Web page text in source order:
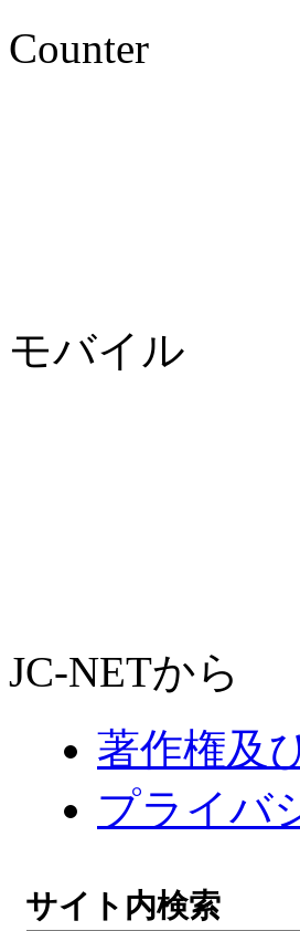
Counter
モバイル
JC-NETから
著作権及
プライバ
サイト内検索